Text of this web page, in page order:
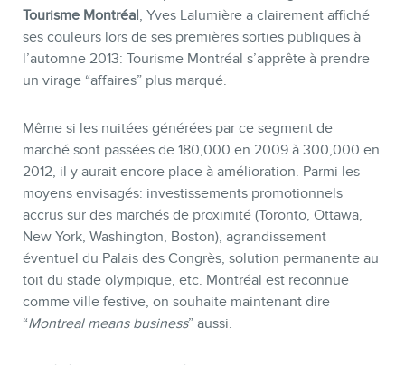
Tourisme Montréal, Yves Lalumière a clairement affiché
ses couleurs lors de ses premières sorties publiques à
l’automne 2013: Tourisme Montréal s’apprête à prendre
un virage “affaires” plus marqué.
Même si les nuitées générées par ce segment de
marché sont passées de 180,000 en 2009 à 300,000 en
2012, il y aurait encore place à amélioration. Parmi les
moyens envisagés: investissements promotionnels
accrus sur des marchés de proximité (Toronto, Ottawa,
New York, Washington, Boston), agrandissement
éventuel du Palais des Congrès, solution permanente au
toit du stade olympique, etc. Montréal est reconnue
comme ville festive, on souhaite maintenant dire
“Montreal means business” aussi.